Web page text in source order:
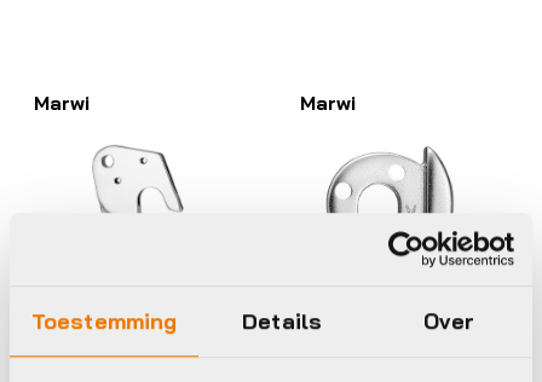
Toestemming Details Over
Marwi
Frame en vork onderdelen
en accessoires
Marwi